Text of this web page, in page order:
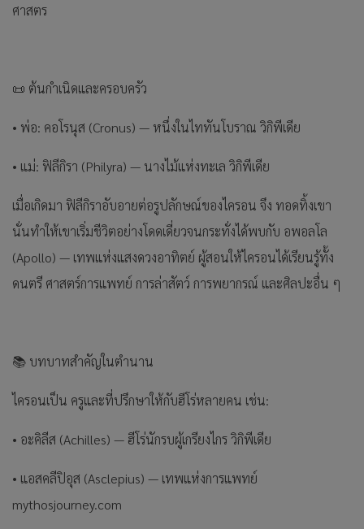
ศาสตร
📜 ต้นกำเนิดและครอบครัว
• พ่อ: คอโรนุส (Cronus) — หนึ่งในไททันโบราณ วิกิพีเดีย
• แม่: ฟิลีกิรา (Philyra) — นางไม้แห่งทะเล วิกิพีเดีย
เมื่อเกิดมา ฟิลีกิราอับอายต่อรูปลักษณ์ของไครอน จึง ทอดทิ้งเขา
นั่นทำให้เขาเริ่มชีวิตอย่างโดดเดี่ยวจนกระทั่งได้พบกับ อพอลโล
(Apollo) — เทพแห่งแสงดวงอาทิตย์ ผู้สอนให้ไครอนได้เรียนรู้ทั้ง
ดนตรี ศาสตร์การแพทย์ การล่าสัตว์ การพยากรณ์ และศิลปะอื่น ๆ
📚 บทบาทสำคัญในตำนาน
ไครอนเป็น ครูและที่ปรึกษาให้กับฮีโร่หลายคน เช่น:
• อะคิลีส (Achilles) — ฮีโร่นักรบผู้เกรียงไกร วิกิพีเดีย
• แอสคลีปิอุส (Asclepius) — เทพแห่งการแพทย์
mythosjourney.com